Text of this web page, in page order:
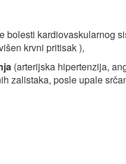
kardiovaskularnog
krvni pritisak ),
(arterijska hipertenzija,
zalistaka, posle upale